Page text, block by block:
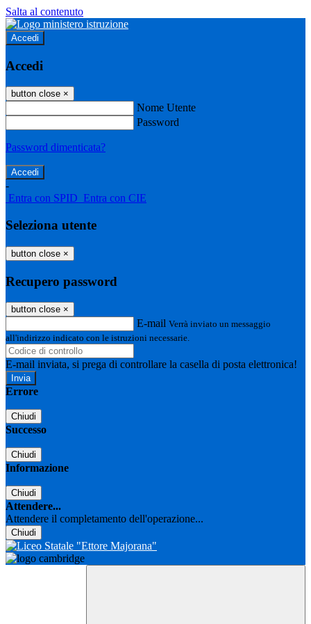
Salta al contenuto
Accedi
Accedi
button close ×
Nome Utente
Password
Password dimenticata?
-
Entra con SPID Entra con CIE
Seleziona utente
button close ×
Recupero password
button close ×
E-mail Verrà inviato un messaggio
all'indirizzo indicato con le istruzioni necessarie.
E-mail inviata, si prega di controllare la casella di posta elettronica!
Errore
Chiudi
Successo
Chiudi
Informazione
Chiudi
Attendere...
Attendere il completamento dell'operazione...
Chiudi